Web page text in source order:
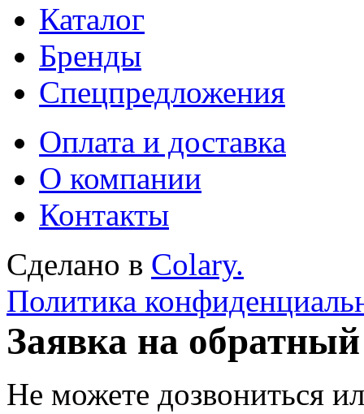
Каталог
Бренды
Спецпредложения
Оплата и доставка
О компании
Контакты
Сделано в Colary.
Политика
Заявка на
Не можете дозвониться